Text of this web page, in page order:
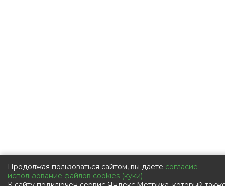
Продолжая пользоваться сайтом, вы даете согласие
использование файлов cookies (куки)